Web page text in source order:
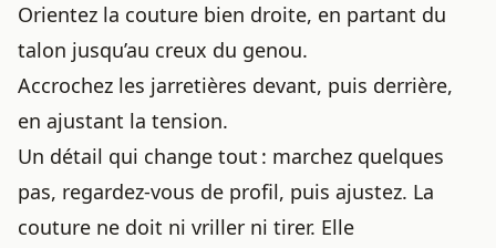
Orientez la couture bien droite, en partant du
talon jusqu’au creux du genou.
Accrochez les jarretières devant, puis derrière,
en ajustant la tension.
Un détail qui change tout : marchez quelques
pas, regardez-vous de profil, puis ajustez. La
couture ne doit ni vriller ni tirer. Elle